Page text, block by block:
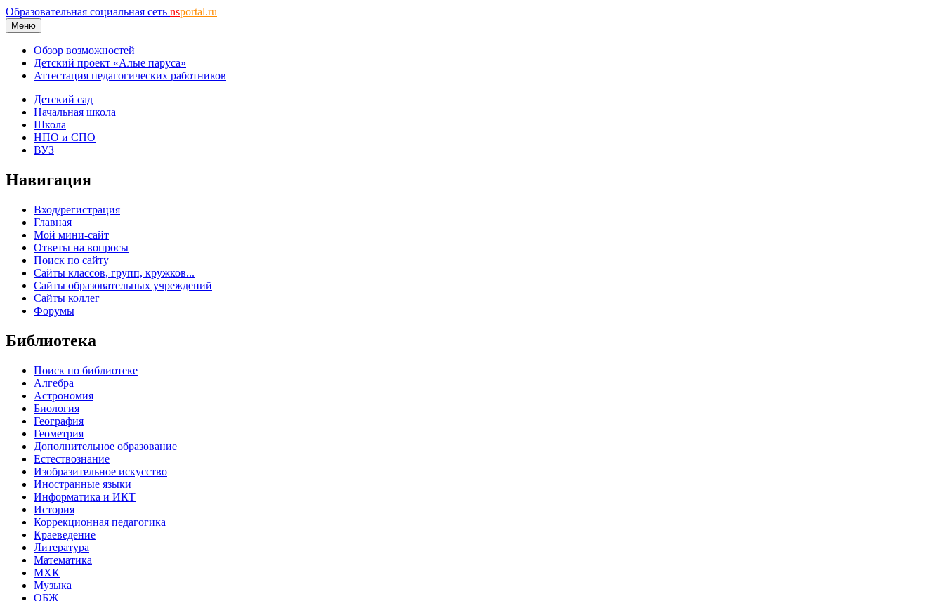
Образовательная социальная сеть nsportal.ru
Меню
Обзор возможностей
Детский проект «Алые паруса»
Аттестация педагогических работников
Детский сад
Начальная школа
Школа
НПО и СПО
ВУЗ
Навигация
Вход/регистрация
Главная
Мой мини-сайт
Ответы на вопросы
Поиск по сайту
Сайты классов, групп, кружков...
Сайты образовательных учреждений
Сайты коллег
Форумы
Библиотека
Поиск по библиотеке
Алгебра
Астрономия
Биология
География
Геометрия
Дополнительное образование
Естествознание
Изобразительное искусство
Иностранные языки
Информатика и ИКТ
История
Коррекционная педагогика
Краеведение
Литература
Математика
МХК
Музыка
ОБЖ